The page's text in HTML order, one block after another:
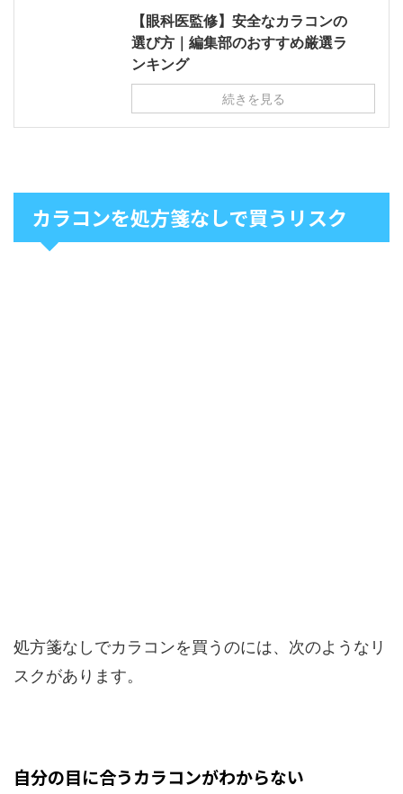
【眼科医監修】安全なカラコンの
選び方｜編集部のおすすめ厳選ラ
ンキング
続きを見る
カラコンを処方箋なしで買うリスク
処方箋なしでカラコンを買うのには、次のようなリ
スクがあります。
自分の目に合うカラコンがわからない